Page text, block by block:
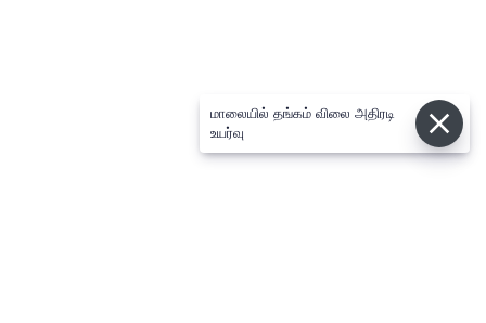
மாலையில் தங்கம் விலை அதிரடி
உயர்வு